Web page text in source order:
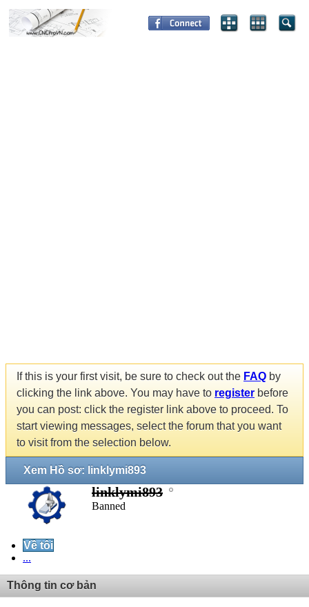
If this is your first visit, be sure to check out the FAQ by
clicking the link above. You may have to register before
you can post: click the register link above to proceed. To
start viewing messages, select the forum that you want
to visit from the selection below.
Xem Hồ sơ: linklymi893
linklymi893
Banned
Về tôi
...
Thông tin cơ bản